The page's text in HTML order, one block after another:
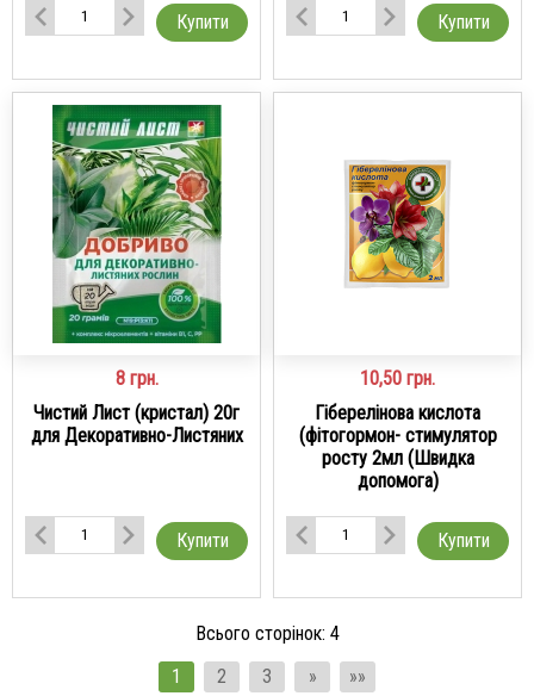
Купити Купити
8 грн.
Чистий Лист (кристал) 20г
для Декоративно-Листяних
Купити
10,50 грн.
Гіберелінова кислота
(фітогормон- стимулятор
росту 2мл (Швидка
допомога)
Купити
Всього сторінок: 4
1
2 3 » »»